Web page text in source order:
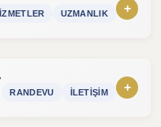
UZMANLIK +
geçebilirsiniz.
RANDEVU İLETIŞIM +